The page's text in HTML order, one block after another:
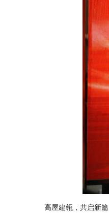
高屋建瓴，共启新篇